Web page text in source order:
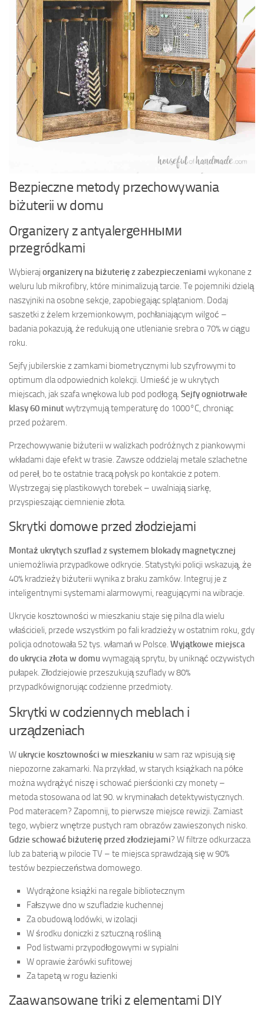
Bezpieczne metody przechowywania
biżuterii w domu
Organizery z antyalergенными
przegródkami
Wybieraj organizery na biżuterię z zabezpieczeniami wykonane z
weluru lub mikrofibry, które minimalizują tarcie. Te pojemniki dzielą
naszyjniki na osobne sekcje, zapobiegając splątaniom. Dodaj
saszetki z żelem krzemionkowym, pochłaniającym wilgoć –
badania pokazują, że redukują one utlenianie srebra o 70% w ciągu
roku.
Sejfy jubilerskie z zamkami biometrycznymi lub szyfrowymi to
optimum dla odpowiednich kolekcji. Umieść je w ukrytych
miejscach, jak szafa wnękowa lub pod podłogą. Sejfy ogniotrwałe
klasy 60 minutwytrzymują temperaturę do 1000°C, chroniąc
przed pożarem.
Przechowywanie biżuterii w walizkach podróżnych z piankowymi
wkładami daje efekt w trasie. Zawsze oddzielaj metale szlachetne
od pereł, bo te ostatnie tracą połysk po kontakcie z potem.
Wystrzegaj się plastikowych torebek – uwalniają siarkę,
przyspieszając ciemnienie złota.
Skrytki domowe przed złodziejami
Montaż ukrytych szuflad z systemem blokady magnetycznej
uniemożliwia przypadkowe odkrycie. Statystyki policji wskazują, że
40% kradzieży biżuterii wynika z braku zamków. Integruj je z
inteligentnymi systemami alarmowymi, reagującymi na wibracje.
Ukrycie kosztowności w mieszkaniu staje się pilna dla wielu
właścicieli, przede wszystkim po fali kradzieży w ostatnim roku, gdy
policja odnotowała 52 tys. włamań w Polsce. Wyjątkowe miejsca
do ukrycia złota w domuwymagają sprytu, by uniknąć oczywistych
pułapek. Złodziejowie przeszukują szuflady w 80%
przypadkówignorując codzienne przedmioty.
Skrytki w codziennych meblach i
urządzeniach
W ukrycie kosztowności w mieszkaniuw sam raz wpisują się
niepozorne zakamarki. Na przykład, w starych książkach na półce
można wydrążyć niszę i schować pierścionki czy monety –
metoda stosowana od lat 90. w kryminałach detektywistycznych.
Pod materacem? Zapomnij, to pierwsze miejsce rewizji. Zamiast
tego, wybierz wnętrze pustych ram obrazów zawieszonych nisko.
Gdzie schować biżuterię przed złodziejami? W filtrze odkurzacza
lub za baterią w pilocie TV – te miejsca sprawdzają się w 90%
testów bezpieczeństwa domowego.
Wydrążone książki na regale bibliotecznym
Fałszywe dno w szufladzie kuchennej
Za obudową lodówki, w izolacji
W środku doniczki z sztuczną rośliną
Pod listwami przypodłogowymi w sypialni
W oprawie żarówki sufitowej
Za tapetą w rogu łazienki
Zaawansowane triki z elementami DIY